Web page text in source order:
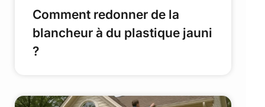
Comment redonner de la
blancheur à du plastique jauni
?